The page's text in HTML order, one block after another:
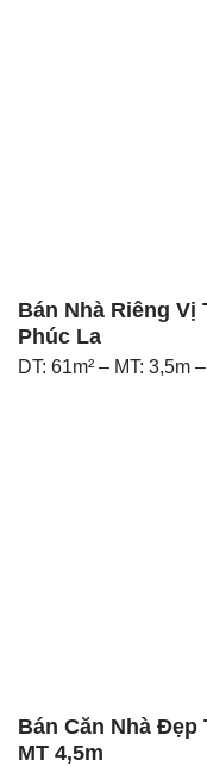
Bán Nhà Riêng
Phúc La
DT: 61m² – MT: 3,5m
Bán Căn Nhà Đẹp
MT 4,5m